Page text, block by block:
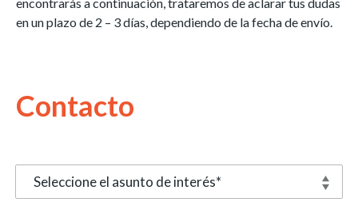
en un plazo de 2 – 3 días, dependiendo de la fecha de envío.
Contacto
Seleccione el asunto de interés*